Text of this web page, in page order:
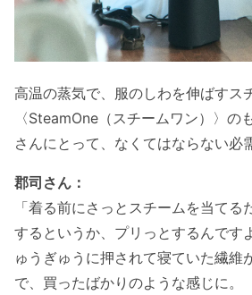
高温の蒸気で、服のしわを伸ばすス
〈SteamOne（スチームワン）〉の
さんにとって、なくてはならない必
郡司さん：
「着る前にさっとスチームを当てる
するというか、プリっとするんです
ゅうぎゅうに押されて寝ていた繊維
で、買ったばかりのような感じに。